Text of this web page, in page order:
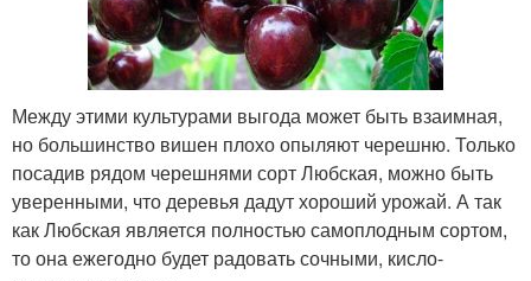
Между этими культурами выгода может быть взаимная,
но большинство вишен плохо опыляют черешню. Только
посадив рядом черешнями сорт Любская, можно быть
уверенными, что деревья дадут хороший урожай. А так
как Любская является полностью самоплодным сортом,
то она ежегодно будет радовать сочными, кисло-